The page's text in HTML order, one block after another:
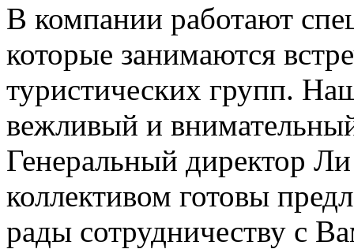
В компании работают
которые занимаются
туристических групп.
вежливый и
Генеральный директор
коллективом готовы
рады сотрудничеству с